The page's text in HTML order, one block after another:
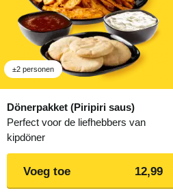
±2 personen
Dönerpakket (Piripiri saus)
Perfect voor de liefhebbers van
kipdöner
Voeg toe 12,99